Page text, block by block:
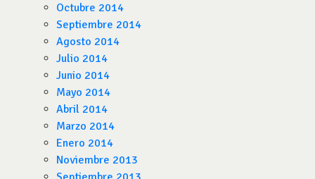
Octubre 2014
Septiembre 2014
Agosto 2014
Julio 2014
Junio 2014
Mayo 2014
Abril 2014
Marzo 2014
Enero 2014
Noviembre 2013